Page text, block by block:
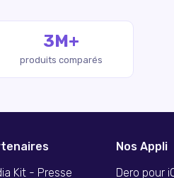
3M+
produits comparés
Kit - Presse
Nos Appli
Dero pour